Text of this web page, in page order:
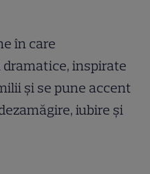
în care
inspirate
și se pune accent
iubire și